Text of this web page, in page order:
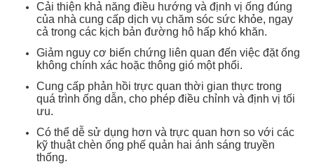
Cải thiện khả năng điều hướng và định vị ống đúng
của nhà cung cấp dịch vụ chăm sóc sức khỏe, ngay
cả trong các kịch bản đường hô hấp khó khăn.
Giảm nguy cơ biến chứng liên quan đến việc đặt ống
không chính xác hoặc thông gió một phổi.
Cung cấp phản hồi trực quan thời gian thực trong
quá trình ống dẫn, cho phép điều chỉnh và định vị tối
ưu.
Có thể dễ sử dụng hơn và trực quan hơn so với các
kỹ thuật chèn ống phế quản hai ánh sáng truyền
thống.